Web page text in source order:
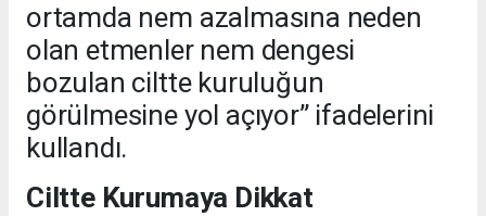
ortamda nem azalmasına neden
olan etmenler nem dengesi
bozulan ciltte kuruluğun
görülmesine yol açıyor” ifadelerini
kullandı.
Ciltte Kurumaya Dikkat